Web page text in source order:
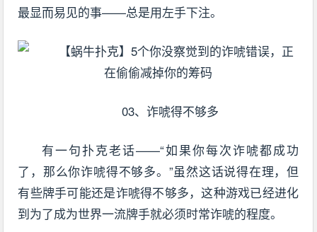
最显而易见的事——总是用左手下注。
03、诈唬得不够多
有一句扑克老话——“如果你每次诈唬都成功
了，那么你诈唬得不够多。”虽然这话说得在理，但
有些牌手可能还是诈唬得不够多，这种游戏已经进化
到为了成为世界一流牌手就必须时常诈唬的程度。